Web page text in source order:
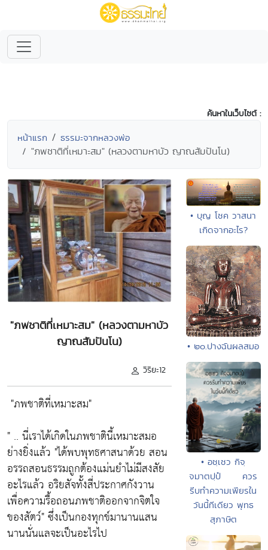
ค้นหาในเว็บไซต์ :
หน้าแรก ธรรมะจากหลวงพ่อ
"ภพชาติที่เหมาะสม" (หลวงตามหาบัว ญาณสัมปันโน)
"ภพชาติที่เหมาะสม" (หลวงตามหาบัว
ญาณสัมปันโน)
วิริยะ12
"ภพชาติที่เหมาะสม"
" .. นี่เราได้เกิดในภพชาตินี้เหมาะสมอ
ย่างยิ่งแล้ว "ได้พบพุทธศาสนาด้วย สอน
อรรถสอนธรรมถูกต้องแม่นยำไม่มีสงสัย
อะไรแล้ว อริยสัจทั้งสี่ประกาศกังวาน
เพื่อความรื้อถอนภพชาติออกจากจิตใจ
ของสัตว์"ซึ่งเป็นกองทุกข์มานานแสน
นานนั่นแลจะเป็นอะไรไป
• บุญ โชค วาสนา
เกิดจากอะไร?
• ๒๐.ปางฉันผลสมอ
• อชฺเชว กิจฺ
จมาตปฺปํ ควร
รีบทำความเพียรใน
วันนี้ทีเดียว พุทธ
สุภาษิต